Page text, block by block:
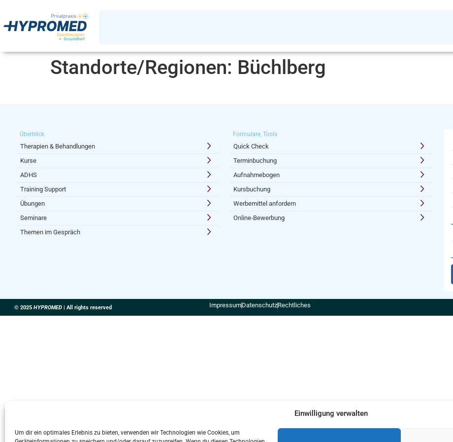
Einwilligung verwalten
Um dir ein optimales Erlebnis zu bieten, verwenden wir Technologien wie Cookies, um
Standorte/Regionen: Büchlberg
Überblick
Therapien & Behandlungen
Kurse
ADHS
Training Support
Übungen
Seminare
Themen im Gespräch
Formulare, Tools
Quick Check
Terminbuchung
Aufnahmebogen
Kursbuchung
Werbemittel anfordern
Online-Bewerbung
© 2025 HYPROMED | All rights reserved ImpressumDatenschutzRechtliches